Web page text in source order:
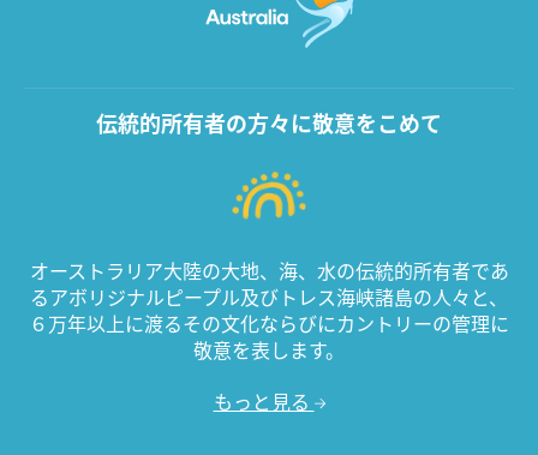
伝統的所有者の方々に敬意をこめて
オーストラリア大陸の大地、海、水の伝統的所有者であ
るアボリジナルピープル及びトレス海峡諸島の人々と、
６万年以上に渡るその文化ならびにカントリーの管理に
敬意を表します。
もっと見る